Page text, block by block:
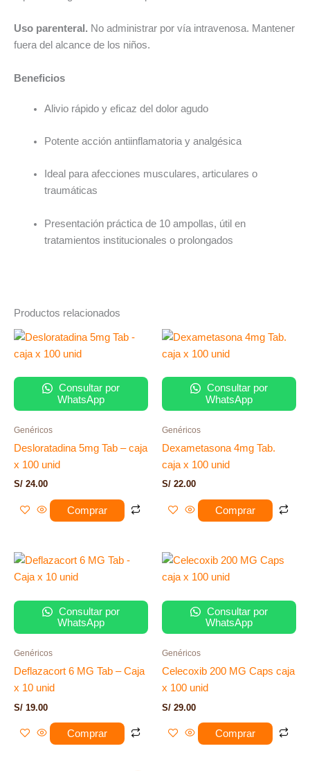
Uso parenteral. No administrar por vía intravenosa. Mantener
fuera del alcance de los niños.
Beneficios
Alivio rápido y eficaz del dolor agudo
Potente acción antiinflamatoria y analgésica
Ideal para afecciones musculares, articulares o
traumáticas
Presentación práctica de 10 ampollas, útil en
tratamientos institucionales o prolongados
Productos relacionados
Consultar por
WhatsApp
Genéricos
Desloratadina 5mg Tab – caja
x 100 unid
S/ 24.00
Comprar
Consultar por
WhatsApp
Genéricos
Dexametasona 4mg Tab.
caja x 100 unid
S/ 22.00
Comprar
Consultar por
WhatsApp
Genéricos
Deflazacort 6 MG Tab – Caja
x 10 unid
S/ 19.00
Comprar
Consultar por
WhatsApp
Genéricos
Celecoxib 200 MG Caps caja
x 100 unid
S/ 29.00
Comprar